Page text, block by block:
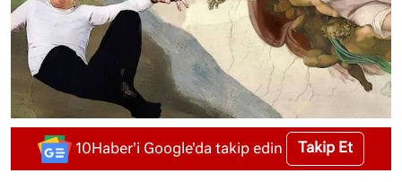
10Haber'i Google'da takip edin Takip Et